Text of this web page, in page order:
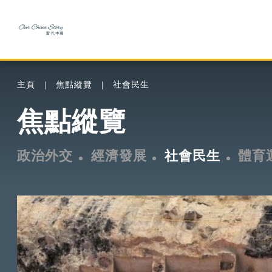
主頁 焦點縱覽 社會民生
焦點縱覽
政治外交 經濟發展 社會民生 體育